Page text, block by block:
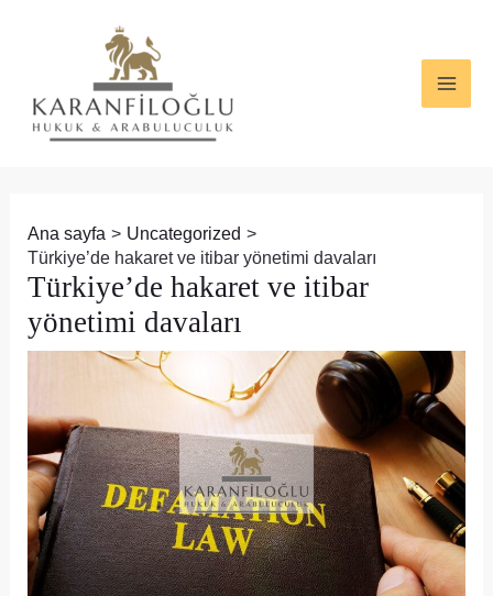
Ana sayfa
Uncategorized
Türkiye’de hakaret ve itibar yönetimi davaları
Türkiye’de hakaret ve itibar
yönetimi davaları